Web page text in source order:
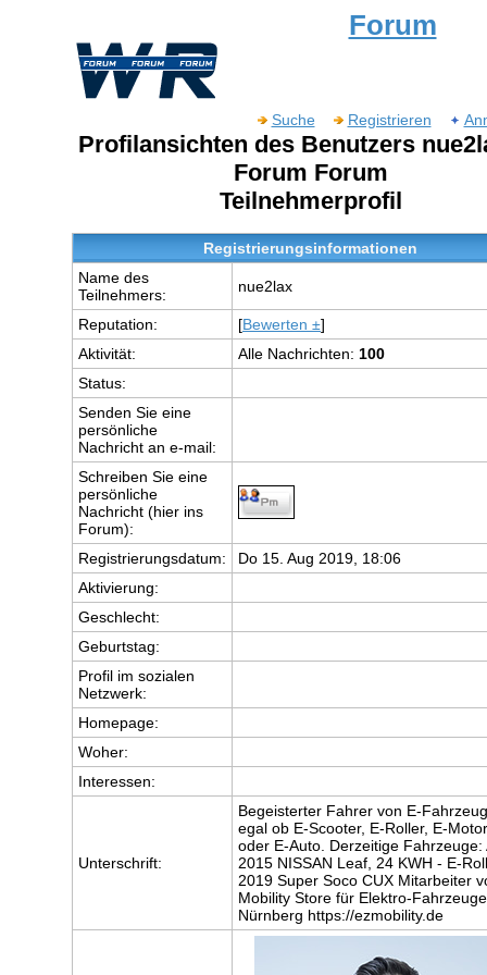
Forum
Suche Registrieren
Profilansichten des Benutzers
Forum Forum
Teilnehmerprofil
Registrierungsinformationen
Name des
Teilnehmers:
nue2lax
Reputation: [Bewerten ±]
Aktivität:
Alle Nachrichten: 100
Status:
Senden Sie eine
persönliche
Nachricht an e-mail:
Schreiben Sie eine
persönliche
Nachricht (hier ins
Forum):
Registrierungsdatum:
Do 15. Aug 2019, 18:06
Aktivierung:
Geschlecht:
Geburtstag:
Profil im sozialen
Netzwerk:
Homepage:
Woher:
Interessen:
Unterschrift:
Begeisterter Fahrer von E-
egal ob E-Scooter, E-Roller, E-
oder E-Auto. Derzeitige Fahrzeuge:
2015 NISSAN Leaf, 24 KWH - E-
2019 Super Soco CUX Mitarbeiter
Mobility Store für Elektro-
Nürnberg https://ezmobility.de